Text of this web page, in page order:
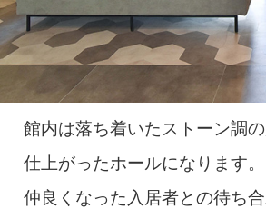
館内は落ち着いたストーン調
仕上がったホールになります
仲良くなった入居者との待ち